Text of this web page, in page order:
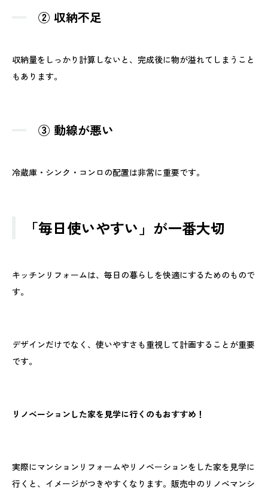
② 収納不足
収納量をしっかり計算しないと、完成後に物が溢れてしまうこと
もあります。
③ 動線が悪い
冷蔵庫・シンク・コンロの配置は非常に重要です。
「毎日使いやすい」が一番大切
キッチンリフォームは、毎日の暮らしを快適にするためのもので
す。
デザインだけでなく、使いやすさも重視して計画することが重要
です。
リノベーションした家を見学に行くのもおすすめ！
実際にマンションリフォームやリノベーションをした家を見学に
行くと、イメージがつきやすくなります。販売中のリノベマンシ